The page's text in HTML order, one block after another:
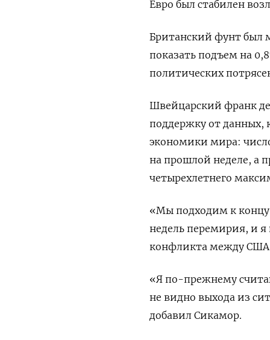
Евро был ‌стабилен
Британский фунт был
показать подъем на
политических
Швейцарский франк
поддержку от данных,
экономики мира:
на прошлой неделе, ​а
четырехлетнего
«Мы подходим к
недель перемирия, и я
конфликта между США
«Я по-прежнему
не видно выхода из
добавил Сикамор.